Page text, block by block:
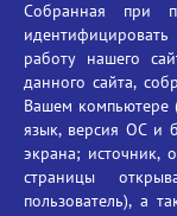
Противодействие
Социальные ролики -
Противодействие
БГУ против наркотиков
Собранная при
работу нашего
данного сайта,
Вашем компьютере
язык, версия ОС и
экрана; источник,
страницы
пользователь), а